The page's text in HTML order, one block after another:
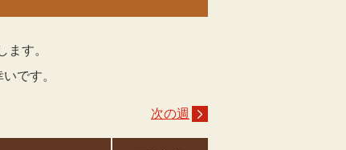
す。
です。
次の週